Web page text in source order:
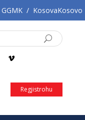
GGMK / KosovaKosovo
Regjistrohu